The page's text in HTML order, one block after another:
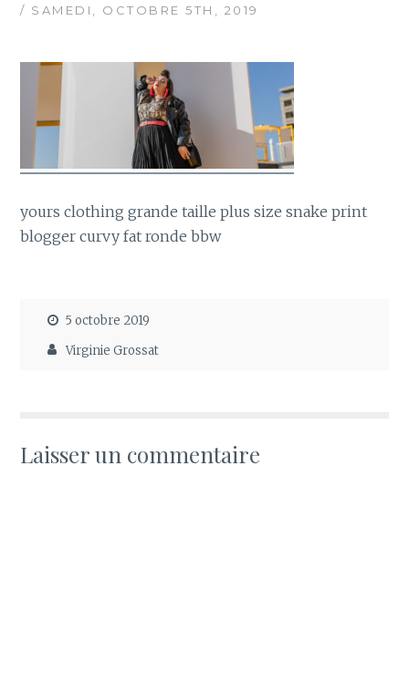
/ SAMEDI, OCTOBRE 5TH, 2019
yours clothing grande taille plus size snake print
blogger curvy fat ronde bbw
5 octobre 2019
Virginie Grossat
Laisser un commentaire